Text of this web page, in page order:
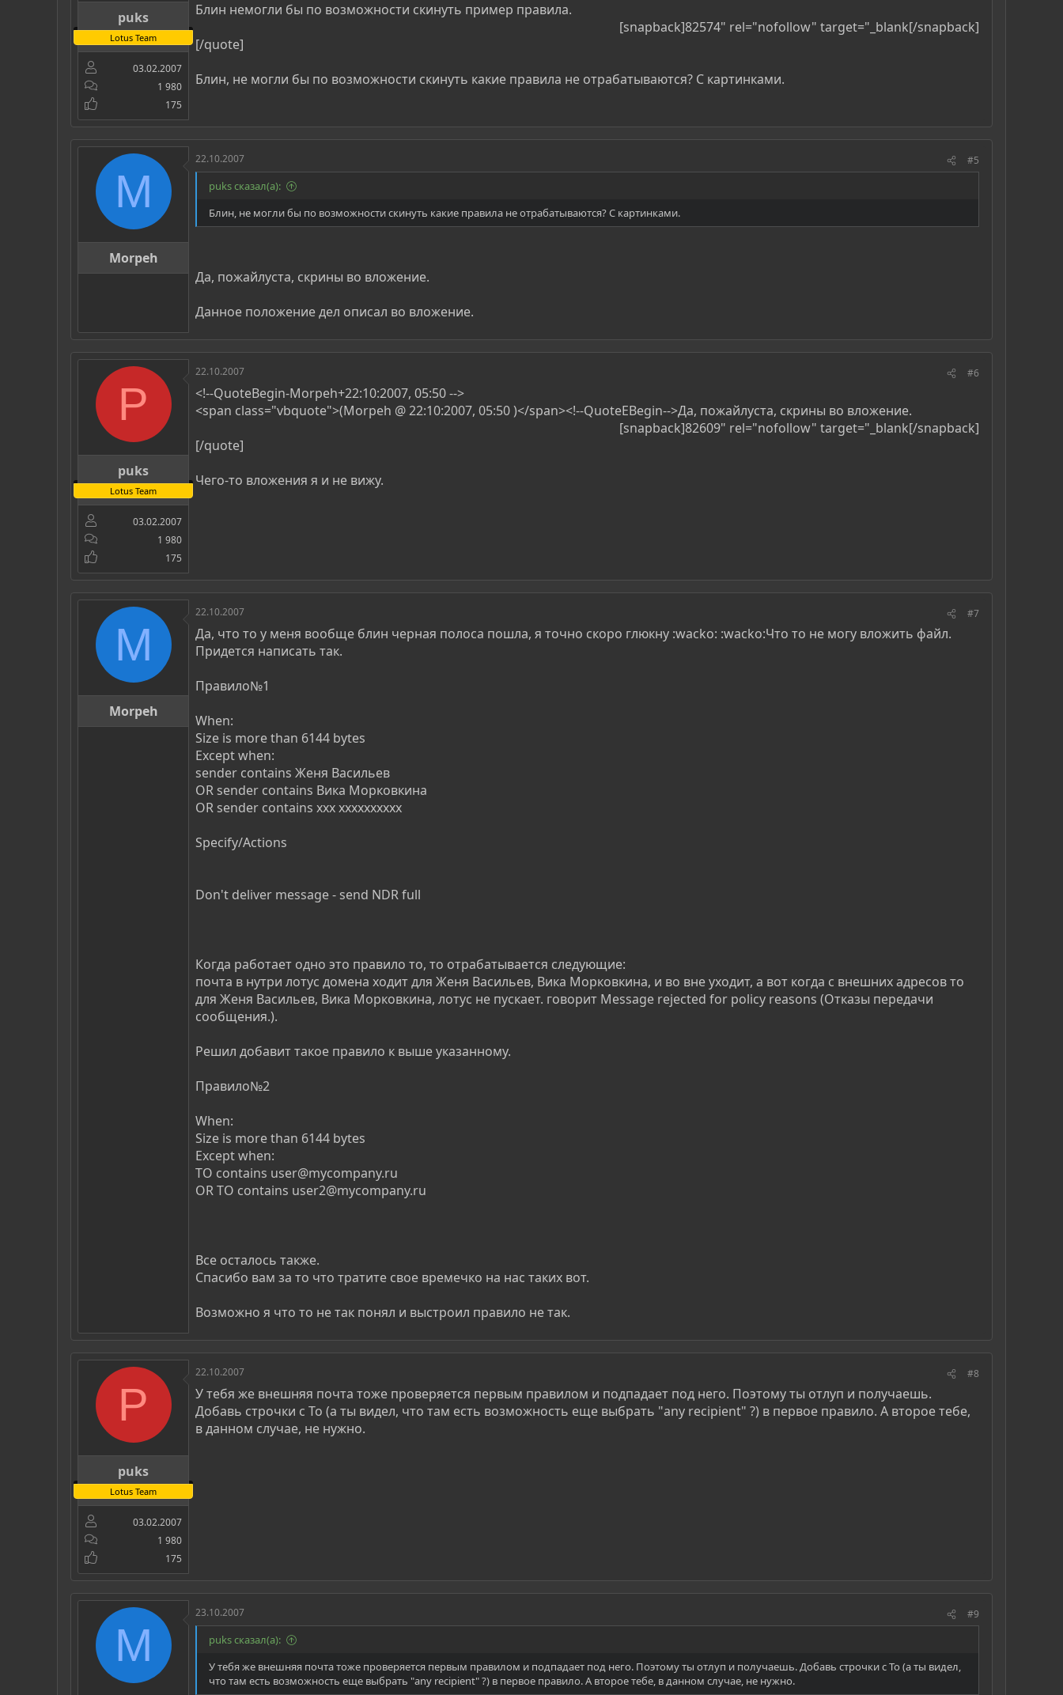
puks
Lotus Team
03.02.2007
1 980
175
Блин немогли бы по возможности скинуть пример правила.
[snapback]82574" rel="nofollow" target="_blank[/snapback]​
[/quote]
Блин, не могли бы по возможности скинуть какие правила не отрабатываются? С картинками.
M
Morpeh
22.10.2007 #5
puks сказал(а):
Блин, не могли бы по возможности скинуть какие правила не отрабатываются? С картинками.
Да, пожайлуста, скрины во вложение.
Данное положение дел описал во вложение.
P
puks
Lotus Team
03.02.2007
1 980
175
22.10.2007 #6
<!--QuoteBegin-Morpeh+22:10:2007, 05:50 -->
<span class="vbquote">(Morpeh @ 22:10:2007, 05:50 )</span><!--QuoteEBegin-->Да, пожайлуста, скрины во вложение.
[snapback]82609" rel="nofollow" target="_blank[/snapback]​
[/quote]
Чего-то вложения я и не вижу.
M
Morpeh
22.10.2007 #7
Да, что то у меня вообще блин черная полоса пошла, я точно скоро глюкну :wacko: :wacko:Что то не могу вложить файл.
Придется написать так.
Правило№1
When:
Size is more than 6144 bytes
Except when:
sender contains Женя Васильев
OR sender contains Вика Морковкина
OR sender contains xxx xxxxxxxxxx
Specify/Actions
Don't deliver message - send NDR full
Когда работает одно это правило то, то отрабатывается следующие:
почта в нутри лотус домена ходит для Женя Васильев, Вика Морковкина, и во вне уходит, а вот когда с внешних адресов то
для Женя Васильев, Вика Морковкина, лотус не пускает. говорит Message rejected for policy reasons (Отказы передачи
сообщения.).
Решил добавит такое правило к выше указанному.
Правило№2
When:
Size is more than 6144 bytes
Except when:
TO contains user@mycompany.ru
OR TO contains user2@mycompany.ru
Все осталось также.
Спасибо вам за то что тратите свое времечко на нас таких вот.
Возможно я что то не так понял и выстроил правило не так.
P
puks
Lotus Team
03.02.2007
1 980
175
22.10.2007 #8
У тебя же внешняя почта тоже проверяется первым правилом и подпадает под него. Поэтому ты отлуп и получаешь.
Добавь строчки с To (а ты видел, что там есть возможность еще выбрать "any recipient" ?) в первое правило. А второе тебе,
в данном случае, не нужно.
M
23.10.2007 #9
puks сказал(а):
У тебя же внешняя почта тоже проверяется первым правилом и подпадает под него. Поэтому ты отлуп и получаешь. Добавь строчки с To (а ты видел,
что там есть возможность еще выбрать "any recipient" ?) в первое правило. А второе тебе, в данном случае, не нужно.